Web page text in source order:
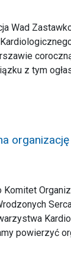
Wad
z tym
powierzyć